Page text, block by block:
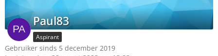
Paul83
Aspirant
Gebruiker sinds 5 december 2019